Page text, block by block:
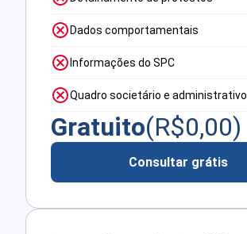
Dados comportamentais
Informações do SPC
Quadro societário e administrativo
Gratuito(R$0,00)
Consultar grátis